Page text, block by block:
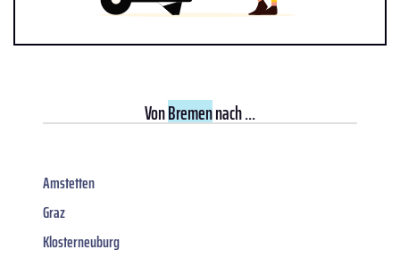
VonBremennach ...
Amstetten
Graz
Klosterneuburg